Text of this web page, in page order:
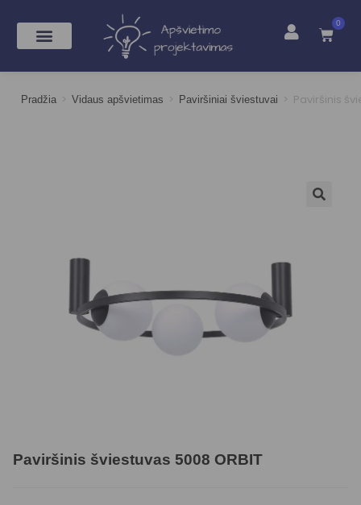
0
Pradžia > Vidaus apšvietimas > Paviršiniai šviestuvai > Paviršinis
Paviršinis šviestuvas 5008 ORBIT